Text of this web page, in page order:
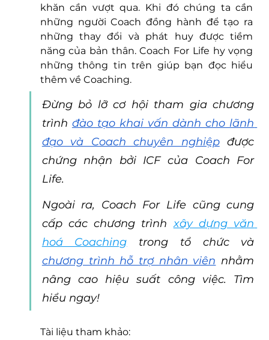
khăn cần vượt qua. Khi đó chúng ta cần
những người Coach đồng hành để tạo ra
những thay đổi và phát huy được tiềm
năng của bản thân. Coach For Life hy vọng
những thông tin trên giúp bạn đọc hiểu
thêm về Coaching.
Đừng bỏ lỡ cơ hội tham gia chương
trình đào tạo khai vấn dành cho lãnh
đạo và Coach chuyên nghiệp được
chứng nhận bởi ICF của Coach For
Life.
Ngoài ra, Coach For Life cũng cung
cấp các chương trình xây dựng văn
hoá Coaching
chương trình hỗ trợ nhân viên nhằm
nâng cao hiệu suất công việc. Tìm
hiểu ngay!
Tài liệu tham khảo: